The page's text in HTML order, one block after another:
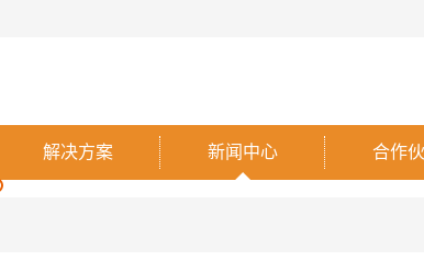
解决方案 新闻中心 合作